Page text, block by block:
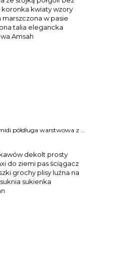
Sukienka midi półdługa warstwowa z halką tiulowa zabudowa ze stójką półgolf bez rękawów koronka kwiaty wzory siateczka marszczona w pasie podkreślona talia elegancka wieczorowa Amsah